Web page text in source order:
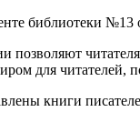
библиотеки №13
позволяют
для читателей,
книги